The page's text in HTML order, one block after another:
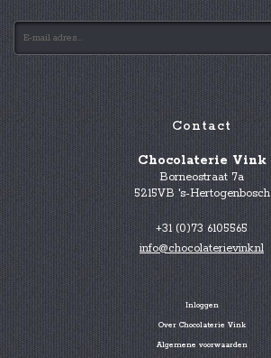
Contact
Chocolaterie Vink
Borneostraat 7a
5215VB 's-Hertogenbosch
+31 (0)73 6105565
info@chocolaterievink.nl
Inloggen
Over Chocolaterie Vink
Algemene voorwaarden